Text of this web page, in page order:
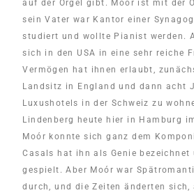
auf der Orgel gibt. Moór ist mit der
sein Vater war Kantor einer
studiert und wollte Pianist werden.
sich in den USA in eine sehr reiche
Vermögen hat ihnen erlaubt,
Landsitz in England und dann acht
Luxushotels in der Schweiz zu
Lindenberg heute hier in Hamburg
Moór konnte sich ganz dem
Casals hat ihn als Genie bezeichnet
gespielt. Aber Moór war
durch, und die Zeiten änderten sich,